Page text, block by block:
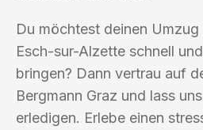
Du möchtest deinen
Esch-sur-Alzette schnell
bringen? Dann vertrau auf
Bergmann Graz und lass
erledigen. Erlebe einen